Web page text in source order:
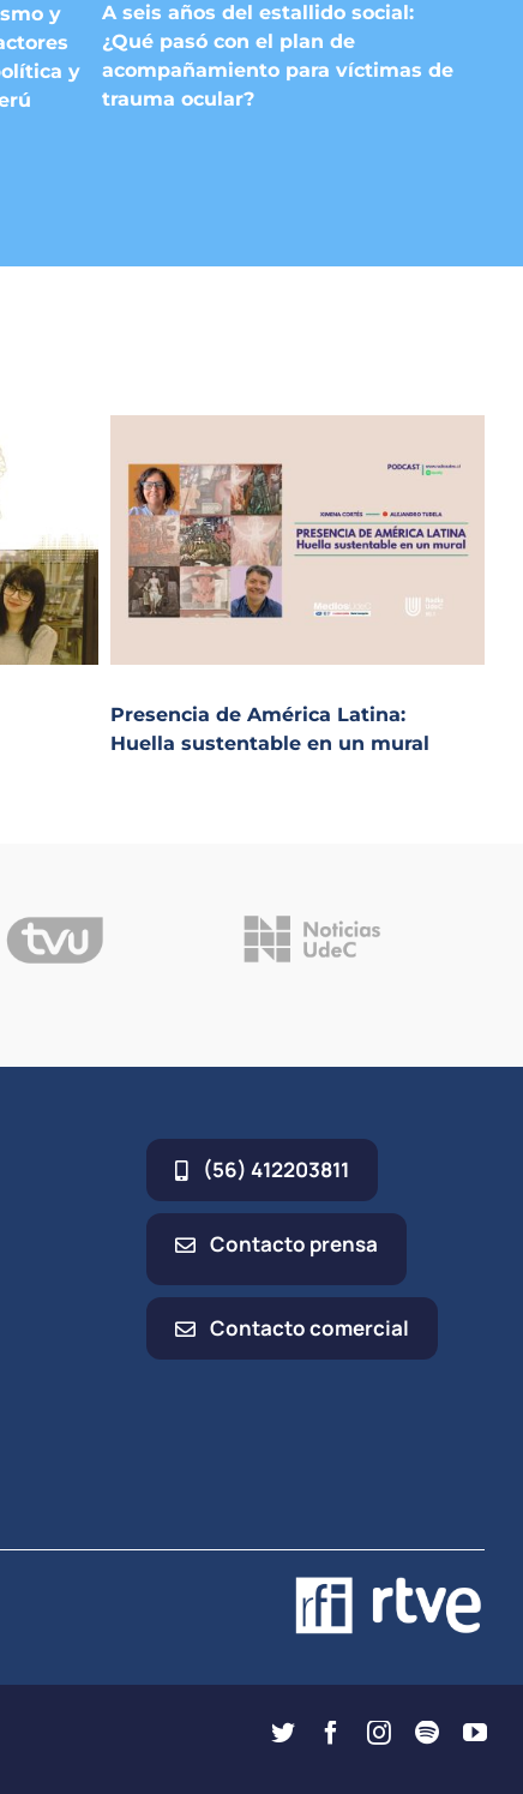
y
y
A seis años del estallido social:
¿Qué pasó con el plan de
acompañamiento para víctimas de
trauma ocular?
Presencia de América Latina:
Huella sustentable en un mural
(56) 412203811
Contacto prensa
Contacto comercial